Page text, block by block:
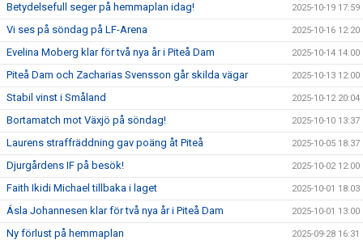
Betydelsefull seger på hemmaplan idag! 2025-10-19 17:59
Vi ses på söndag på LF-Arena 2025-10-16 12:20
Evelina Moberg klar för två nya år i Piteå Dam 2025-10-14 14:00
Piteå Dam och Zacharias Svensson går skilda vägar 2025-10-13 12:00
Stabil vinst i Småland 2025-10-12 20:04
Bortamatch mot Växjö på söndag! 2025-10-10 13:37
Laurens straffräddning gav poäng åt Piteå 2025-10-05 18:37
Djurgårdens IF på besök! 2025-10-02 12:00
Faith Ikidi Michael tillbaka i laget 2025-10-01 18:03
Ásla Johannesen klar för två nya år i Piteå Dam 2025-10-01 13:00
Ny förlust på hemmaplan 2025-09-28 16:31